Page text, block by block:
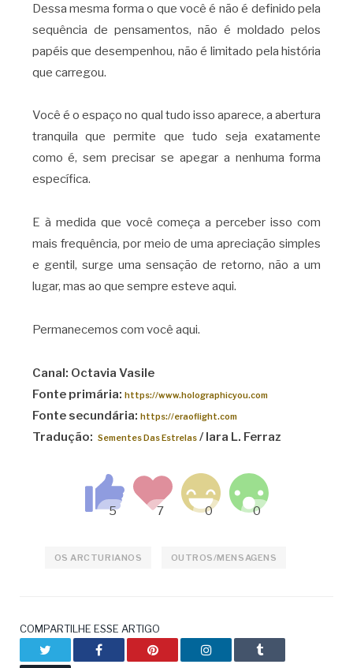
Dessa mesma forma o que você é não é definido pela
sequência de pensamentos, não é moldado pelos
papéis que desempenhou, não é limitado pela história
que carregou.
Você é o espaço no qual tudo isso aparece, a abertura
tranquila que permite que tudo seja exatamente
como é, sem precisar se apegar a nenhuma forma
específica.
E à medida que você começa a perceber isso com
mais frequência, por meio de uma apreciação simples
e gentil, surge uma sensação de retorno, não a um
lugar, mas ao que sempre esteve aqui.
Permanecemos com você aqui.
Canal: Octavia Vasile
Fonte primária: https://www.holographicyou.com
Fonte secundária: https://eraoflight.com
Tradução: Sementes Das Estrelas/ Iara L. Ferraz
OS ARCTURIANOS OUTROS/MENSAGENS
COMPARTILHE ESSE ARTIGO
Facebook Pinterest LinkedIn Tumblr